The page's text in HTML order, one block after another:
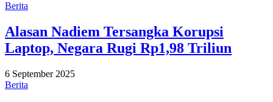
Berita
Alasan Nadiem Tersangka Korupsi
Laptop, Negara Rugi Rp1,98 Triliun
6 September 2025
Berita